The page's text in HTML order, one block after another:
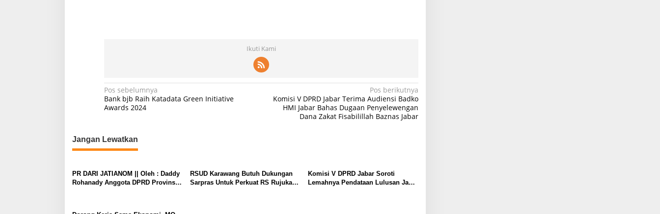
Ikuti Kami
N
a
i
g
s
i
Pos sebelumnya
Bank bjb Raih Katadata Green Initiative
Awards 2024
Pos berikutnya
Komisi V DPRD Jabar Terima Audiensi Badko
HMI Jabar Bahas Dugaan Penyelewengan
Dana Zakat Fisabilillah Baznas Jabar
Jangan Lewatkan
PR DARI JATIANOM || Oleh : Daddy
Rohanady Anggota DPRD Provinsi
RSUD Karawang Butuh Dukungan
Sarpras Untuk Perkuat RS Rujukan
Komisi V DPRD Jabar Soroti
Lemahnya Pendataan Lulusan Jadi